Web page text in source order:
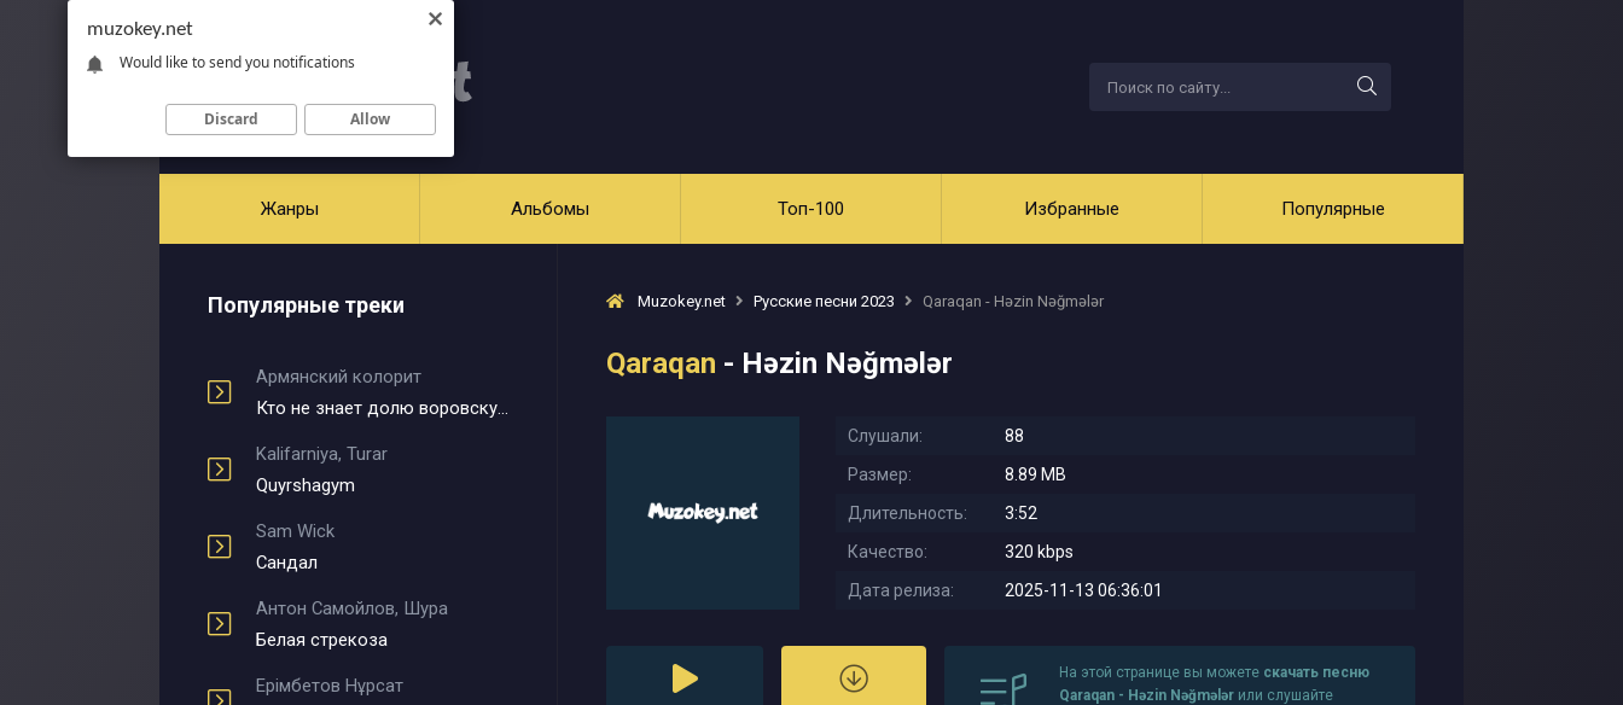
Жанры Альбомы Топ-100 Избранные Популярные
Популярные треки
Армянский колорит
Кто не знает долю воровскую
Kalifarniya, Turar
Quyrshagym
Sam Wick
Сандал
Антон Самойлов, Шура
Белая стрекоза
Ерімбетов Нұрсат
Muzokey.net Русские песни 2023 Qaraqan - Həzin Nəğmələr
Qaraqan - Həzin Nəğmələr
Слушали:
88
Размер:
8.89 MB
Длительность:
3:52
Качество:
320 kbps
Дата релиза:
2025-11-13 06:36:01
На этой странице вы можете скачать песню
Qaraqan - Həzin Nəğmələr или слушайте
muzokey.net
Would like to send you notifications
Discard Allow